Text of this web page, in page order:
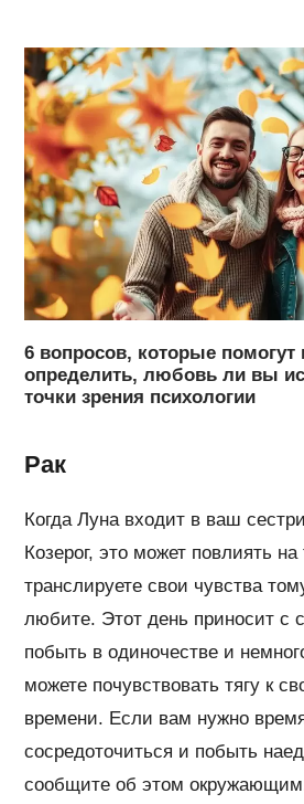
6 вопросов, которые помогут
определить, любовь ли вы
точки зрения психологии
Рак
Когда Луна входит в ваш
Козерог, это может повлиять на
транслируете свои чувства
любите. Этот день приносит с
побыть в одиночестве и
можете почувствовать тягу к
времени. Если вам нужно
сосредоточиться и побыть
сообщите об этом